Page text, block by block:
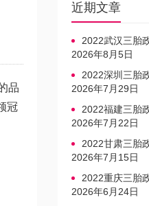
品
冠
近期文章
2022武汉三胎
宝上户口不再罚款
2026年8月5日
2022深圳三胎
文读懂上户口是否
2026年7月29日
2022福建三胎
育奖励发放迎新标
2026年7月22日
2022甘肃三胎
育产假不享受带薪
2026年7月15日
2022重庆三胎
户口、办准生证指
2026年6月24日